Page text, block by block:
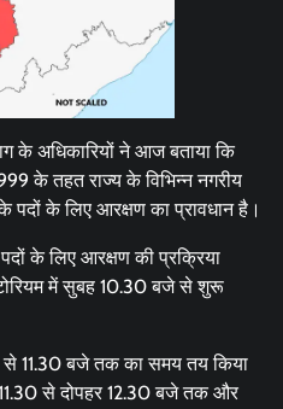
के अधिकारियों ने आज बताया कि
के तहत राज्य के विभिन्न नगरीय
पदों के लिए आरक्षण का प्रावधान है।
के लिए आरक्षण की प्रक्रिया
में सुबह 10.30 बजे से शुरू
11.30 बजे तक का समय तय किया
से दोपहर 12.30 बजे तक और